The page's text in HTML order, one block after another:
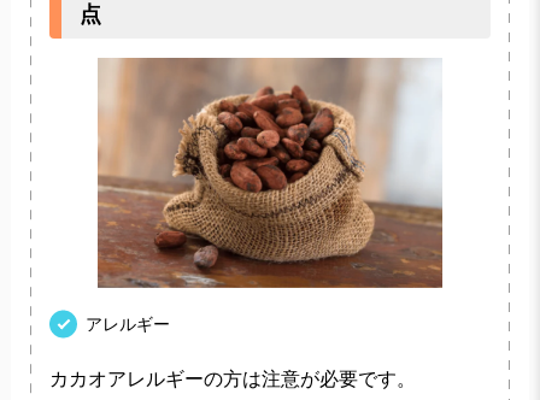
点
アレルギー
カカオアレルギーの方は注意が必要です。